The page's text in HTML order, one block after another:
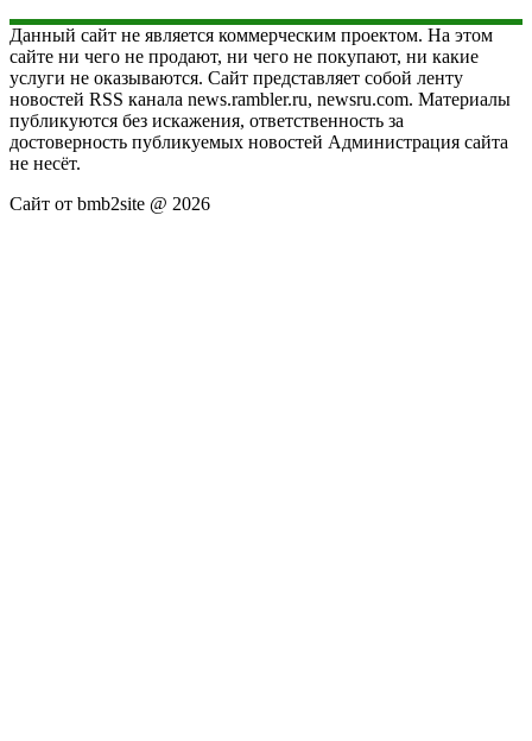
Данный сайт не является коммерческим проектом. На этом
сайте ни чего не продают, ни чего не покупают, ни какие
услуги не оказываются. Сайт представляет собой ленту
новостей RSS канала news.rambler.ru, newsru.com. Материалы
публикуются без искажения, ответственность за
достоверность публикуемых новостей Администрация сайта
не несёт.
Сайт от bmb2site @ 2026